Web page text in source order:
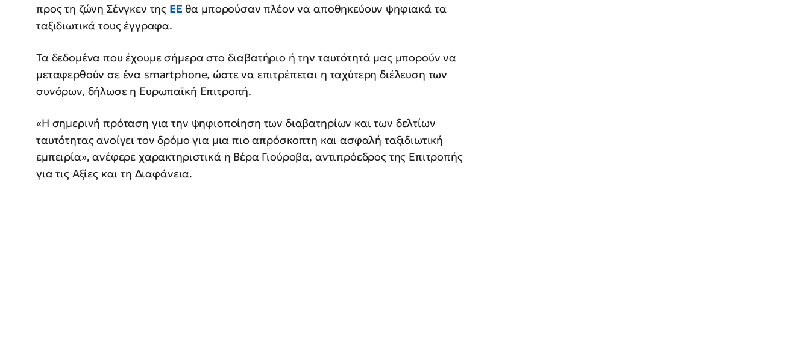
προς τη ζώνη Σένγκεν της ΕΕ θα μπορούσαν πλέον να αποθηκεύουν ψηφιακά τα
ταξιδιωτικά τους έγγραφα.
Τα δεδομένα που έχουμε σήμερα στο διαβατήριο ή την ταυτότητά μας μπορούν να
μεταφερθούν σε ένα smartphone, ώστε να επιτρέπεται η ταχύτερη διέλευση των
συνόρων, δήλωσε η Ευρωπαϊκή Επιτροπή.
«Η σημερινή πρόταση για την ψηφιοποίηση των διαβατηρίων και των δελτίων
ταυτότητας ανοίγει τον δρόμο για μια πιο απρόσκοπτη και ασφαλή ταξιδιωτική
εμπειρία», ανέφερε χαρακτηριστικά η Βέρα Γιούροβα, αντιπρόεδρος της Επιτροπής
για τις Αξίες και τη Διαφάνεια.